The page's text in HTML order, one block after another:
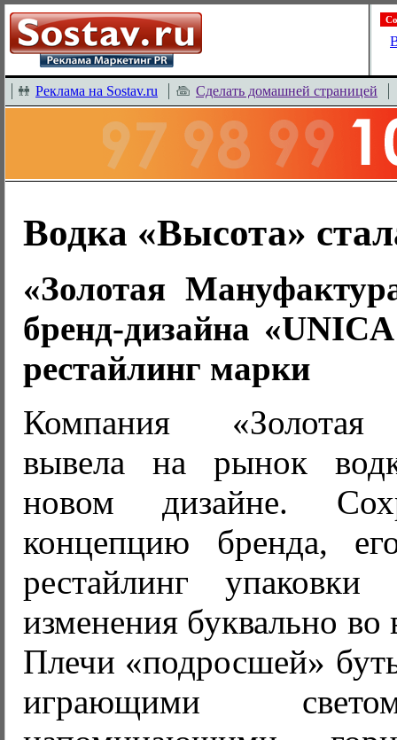
Реклама на Sostav.ru Сделать домашней страницей
Водка «Высота»
«Золотая
бренд-дизайна
рестайлинг марки
Компания «Золотая
вывела на рынок
новом дизайне.
концепцию бренда,
рестайлинг упаковки
изменения буквально во
Плечи «подросшей»
играющими